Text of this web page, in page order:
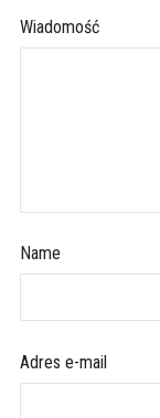
Wiadomość
Name
Adres e-mail